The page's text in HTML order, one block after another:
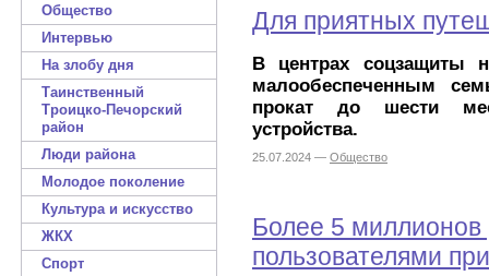
Общество
Интервью
На злобу дня
Таинственный
Троицко-Печорский
район
Люди района
Молодое поколение
Культура и искусство
ЖКХ
Спорт
Для приятных
В центрах соцзащиты
малообеспеченным
прокат до шести
устройства.
25.07.2024 — Общество
Более 5 миллионов
пользователями